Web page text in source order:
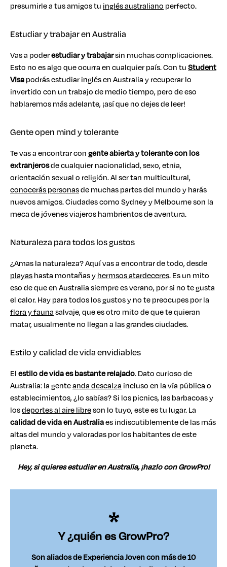
presumirle a tus amigos tu inglés australiano perfecto.
Estudiar y trabajar en Australia
Vas a poderestudiar y trabajarsin muchas complicaciones.
Esto no es algo que ocurra en cualquier país. Con tuStudent
Visapodrás estudiar inglés en Australia y recuperar lo
invertido con un trabajo de medio tiempo, pero de eso
hablaremos más adelante, ¡así que no dejes de leer!
Gente open mind y tolerante
Te vas a encontrar congente abierta y tolerante con los
extranjerosde cualquier nacionalidad, sexo, etnia,
orientación sexual o religión. Al ser tan multicultural,
conocerás personasde muchas partes del mundo y harás
nuevos amigos. Ciudades como Sydney y Melbourne son la
meca de jóvenes viajeros hambrientos de aventura.
Naturaleza para todos los gustos
¿Amas la naturaleza? Aquí vas a encontrar de todo, desde
playashasta montañas yhermsos atardeceres. Es un mito
eso de que en Australia siempre es verano, por si no te gusta
el calor. Hay para todos los gustos y no te preocupes por la
flora y faunasalvaje, que es otro mito de que te quieran
matar, usualmente no llegan a las grandes ciudades.
Estilo y calidad de vida envidiables
Elestilo de vida es bastante relajado. Dato curioso de
Australia: la genteanda descalza incluso en la vía pública o
establecimientos, ¿lo sabías? Si los picnics, las barbacoas y
losdeportes al aire libreson lo tuyo, este es tu lugar. La
calidad de vida en Australiaes indiscutiblemente de las más
altas del mundo y valoradas por los habitantes de este
planeta.
Hey, si quieres estudiar en Australia, ¡hazlo con GrowPro!
Y ¿quién es GrowPro?
Son aliados de Experiencia Joven con más de 10